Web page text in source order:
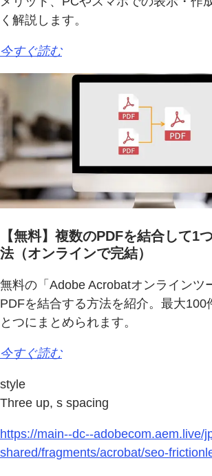
く解説します。
今すぐ読む
【無料】複数のPDFを結合して1
法（オンラインで完結）
無料の「Adobe Acrobatオンラインツ
PDFを結合する方法を紹介。最大100
とつにまとめられます。
今すぐ読む
style
Three up, s spacing
https://main--dc--adobecom.aem.live/
shared/fragments/acrobat/seo-